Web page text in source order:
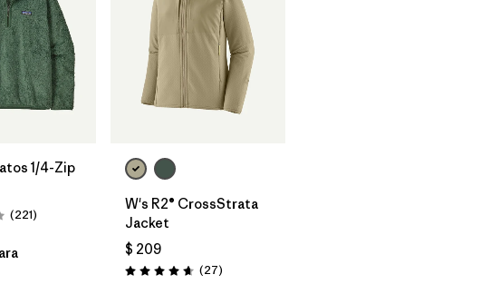
1/4-Zip
/ 5
(221Comentarios
)
W's R2® CrossStrata
Jacket
$ 209
Valoración: 4.7 / 5
(27Comentarios
)